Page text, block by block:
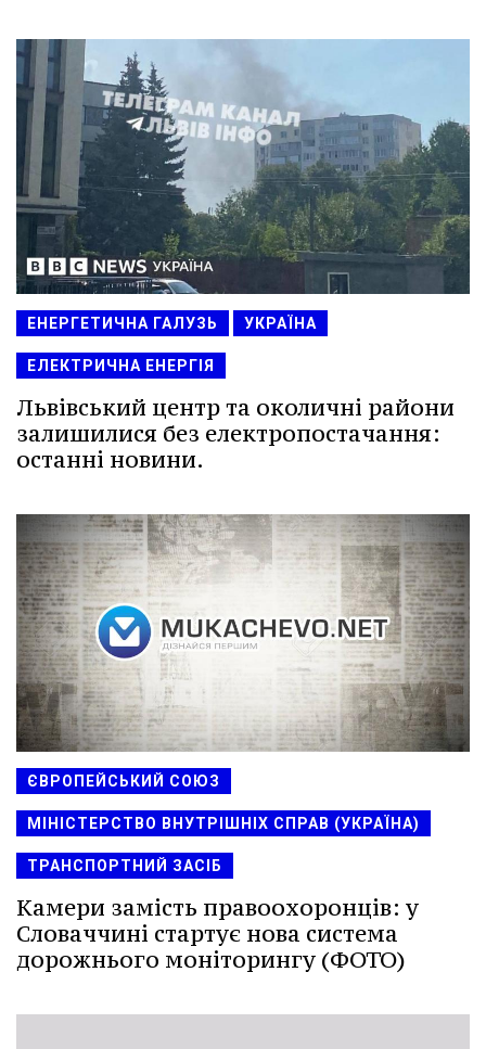
ЕНЕРГЕТИЧНА ГАЛУЗЬ УКРАЇНА
ЕЛЕКТРИЧНА ЕНЕРГІЯ
Львівський центр та околичні райони
залишилися без електропостачання:
останні новини.
ЄВРОПЕЙСЬКИЙ СОЮЗ
МІНІСТЕРСТВО ВНУТРІШНІХ СПРАВ (УКРАЇНА)
ТРАНСПОРТНИЙ ЗАСІБ
Камери замість правоохоронців: у
Словаччині стартує нова система
дорожнього моніторингу (ФОТО)